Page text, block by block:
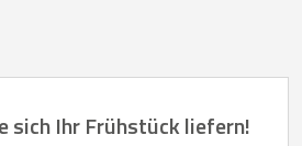
sich Ihr Frühstück liefern!